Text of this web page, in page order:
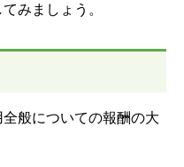
みましょう。
般についての報酬の大